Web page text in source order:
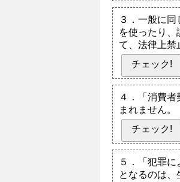
３．一般に
を使ったり
て、法律上禁
チェック!
４．「消費
まれません。
チェック!
５．「犯罪
となるのは